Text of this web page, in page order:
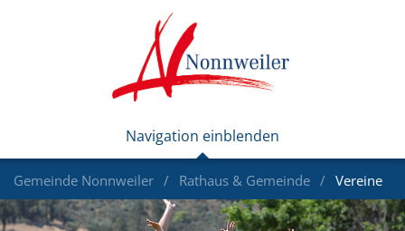
Gemeinde Nonnweiler Rathaus & Gemeinde Vereine